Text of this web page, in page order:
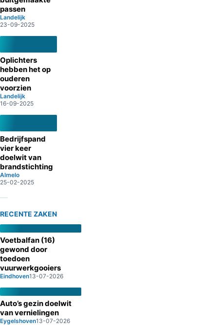
passen
Landelijk
23-09-2025
Oplichters
hebben het op
ouderen
voorzien
Landelijk
16-09-2025
Bedrijfspand
vier keer
doelwit van
brandstichting
Almelo
25-02-2025
RECENTE ZAKEN
Voetbalfan (16)
gewond door
toedoen
vuurwerkgooiers
Eindhoven13-07-2026
Auto’s gezin doelwit
van vernielingen
Eygelshoven13-07-2026